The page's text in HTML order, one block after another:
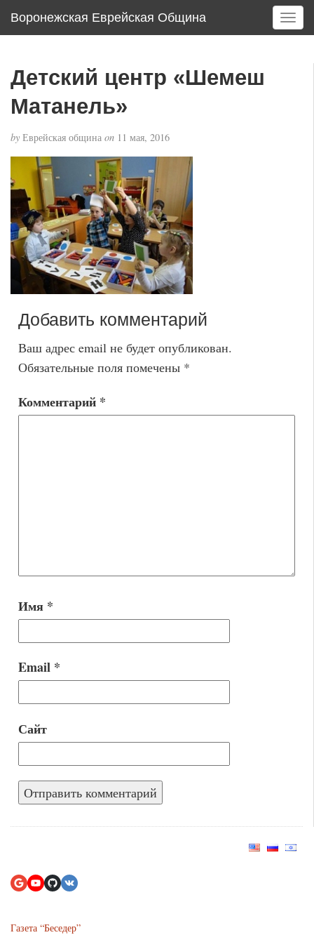
Воронежская Еврейская Община
T
o
Детский центр «Шемеш
Матанель»
by Еврейская община on 11 мая, 2016
Добавить комментарий
Ваш адрес email не будет опубликован.
Обязательные поля помечены *
Комментарий *
Имя *
Email *
Сайт
Газета “Беседер”